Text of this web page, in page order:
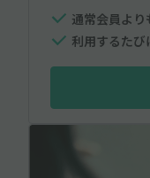
通常会員よ
利用するた